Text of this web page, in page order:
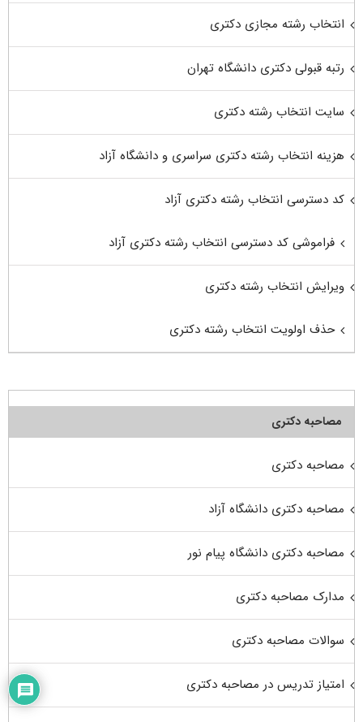
انتخاب رشته مجازی دکتری
رتبه قبولی دکتری دانشگاه تهران
سایت انتخاب رشته دکتری
هزینه انتخاب رشته دکتری سراسری و دانشگاه آزاد
کد دسترسی انتخاب رشته دکتری آزاد
فراموشی کد دسترسی انتخاب رشته دکتری آزاد
ویرایش انتخاب رشته دکتری
حذف اولویت انتخاب رشته دکتری
مصاحبه دکتری
مصاحبه دکتری
مصاحبه دکتری دانشگاه آزاد
مصاحبه دکتری دانشگاه پیام نور
مدارک مصاحبه دکتری
سوالات مصاحبه دکتری
امتیاز تدریس در مصاحبه دکتری